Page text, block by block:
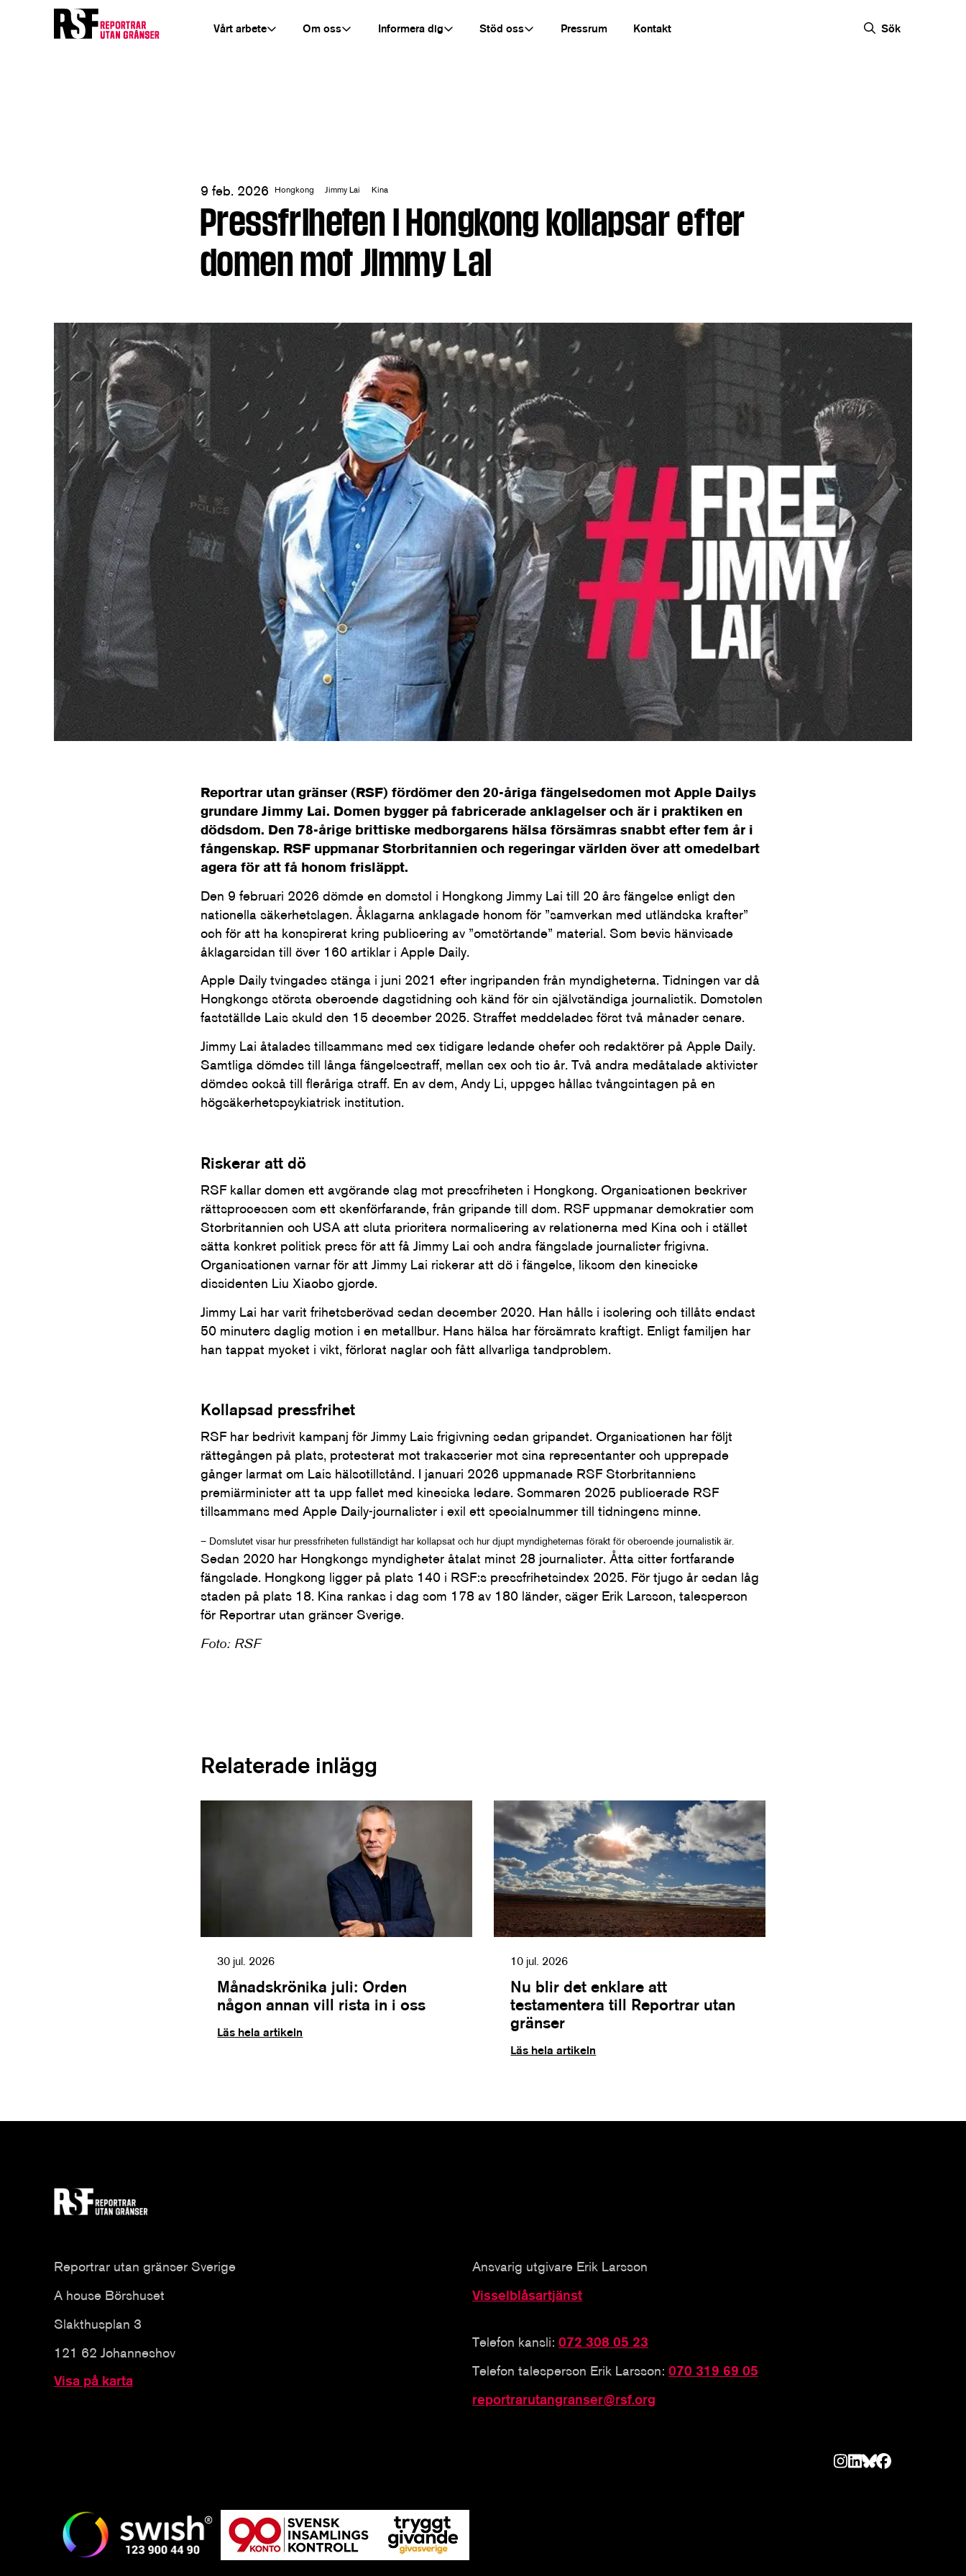
Vårt arbete Om oss Informera dig Stöd oss Pressrum Kontakt Sök
9 feb. 2026 Hongkong Jimmy Lai Kina
Pressfriheten i Hongkong kollapsar efter
domen mot Jimmy Lai
Foto: RSF
Reportrar utan gränser (RSF) fördömer den 20-åriga fängelsedomen mot Apple Dailys
grundare Jimmy Lai. Domen bygger på fabricerade anklagelser och är i praktiken en
dödsdom. Den 78-årige brittiske medborgarens hälsa försämras snabbt efter fem år i
fångenskap. RSF uppmanar Storbritannien och regeringar världen över att omedelbart
agera för att få honom frisläppt.
Den 9 februari 2026 dömde en domstol i Hongkong Jimmy Lai till 20 års fängelse enligt den
nationella säkerhetslagen. Åklagarna anklagade honom för ”samverkan med utländska krafter”
och för att ha konspirerat kring publicering av ”omstörtande” material. Som bevis hänvisade
åklagarsidan till över 160 artiklar i Apple Daily.
Apple Daily tvingades stänga i juni 2021 efter ingripanden från myndigheterna. Tidningen var då
Hongkongs största oberoende dagstidning och känd för sin självständiga journalistik. Domstolen
fastställde Lais skuld den 15 december 2025. Straffet meddelades först två månader senare.
Jimmy Lai åtalades tillsammans med sex tidigare ledande chefer och redaktörer på Apple Daily.
Samtliga dömdes till långa fängelsestraff, mellan sex och tio år. Två andra medåtalade aktivister
dömdes också till fleråriga straff. En av dem, Andy Li, uppges hållas tvångsintagen på en
högsäkerhetspsykiatrisk institution.
Riskerar att dö
RSF kallar domen ett avgörande slag mot pressfriheten i Hongkong. Organisationen beskriver
rättsprocessen som ett skenförfarande, från gripande till dom. RSF uppmanar demokratier som
Storbritannien och USA att sluta prioritera normalisering av relationerna med Kina och i stället
sätta konkret politisk press för att få Jimmy Lai och andra fängslade journalister frigivna.
Organisationen varnar för att Jimmy Lai riskerar att dö i fängelse, liksom den kinesiske
dissidenten Liu Xiaobo gjorde.
Jimmy Lai har varit frihetsberövad sedan december 2020. Han hålls i isolering och tillåts endast
50 minuters daglig motion i en metallbur. Hans hälsa har försämrats kraftigt. Enligt familjen har
han tappat mycket i vikt, förlorat naglar och fått allvarliga tandproblem.
Kollapsad pressfrihet
RSF har bedrivit kampanj för Jimmy Lais frigivning sedan gripandet. Organisationen har följt
rättegången på plats, protesterat mot trakasserier mot sina representanter och upprepade
gånger larmat om Lais hälsotillstånd. I januari 2026 uppmanade RSF Storbritanniens
premiärminister att ta upp fallet med kinesiska ledare. Sommaren 2025 publicerade RSF
tillsammans med Apple Daily-journalister i exil ett specialnummer till tidningens minne.
– Domslutet visar hur pressfriheten fullständigt har kollapsat och hur djupt myndigheternas förakt för oberoende journalistik är.
Sedan 2020 har Hongkongs myndigheter åtalat minst 28 journalister. Åtta sitter fortfarande
fängslade. Hongkong ligger på plats 140 i RSF:s pressfrihetsindex 2025. För tjugo år sedan låg
staden på plats 18. Kina rankas i dag som 178 av 180 länder, säger Erik Larsson, talesperson
för Reportrar utan gränser Sverige.
Foto: RSF
Relaterade inlägg
30 jul. 2026
Månadskrönika juli: Orden
någon annan vill rista in i oss
Läs hela artikeln
10 jul. 2026
Nu blir det enklare att
testamentera till Reportrar utan
gränser
Läs hela artikeln
Reportrar utan gränser Sverige
A house Börshuset
Slakthusplan 3
121 62 Johanneshov
Visa på karta
Ansvarig utgivare Erik Larsson
Visselblåsartjänst
Telefon kansli:072 308 05 23
Telefon talesperson Erik Larsson:070 319 69 05
reportrarutangranser@rsf.org